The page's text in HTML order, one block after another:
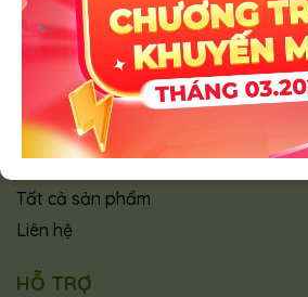
THÔNG TIN CHUNG
Hình ảnh
Bằng cấp chứng nhận
Tất cả sản phẩm
Liên hệ
HỖ TRỢ